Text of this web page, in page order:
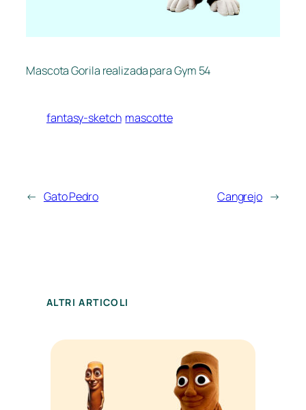
Mascota Gorila realizada para Gym 54
fantasy-sketch mascotte
← Gato Pedro Cangrejo →
ALTRI ARTICOLI